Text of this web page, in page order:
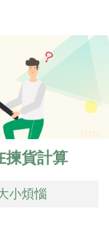
揀貨計算
小煩惱